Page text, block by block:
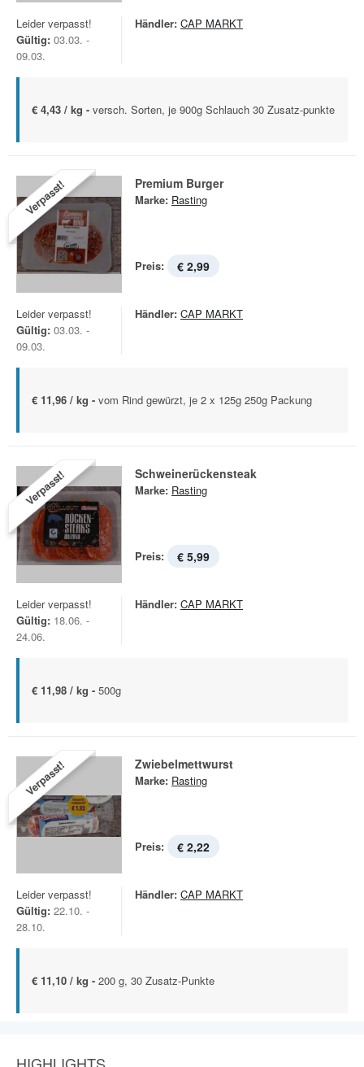
Leider verpasst!
Gültig: 03.03. -
09.03.
Händler: CAP MARKT
€ 4,43 / kg - versch. Sorten, je 900g Schlauch 30 Zusatz-punkte
Verpasst! Premium Burger
Marke: Rasting
Preis: € 2,99
Leider verpasst!
Gültig: 03.03. -
09.03.
Händler: CAP MARKT
€ 11,96 / kg - vom Rind gewürzt, je 2 x 125g 250g Packung
Verpasst! Schweinerückensteak
Marke: Rasting
Preis: € 5,99
Leider verpasst!
Gültig: 18.06. -
24.06.
Händler: CAP MARKT
€ 11,98 / kg - 500g
Verpasst! Zwiebelmettwurst
Marke: Rasting
Preis: € 2,22
Leider verpasst!
Gültig: 22.10. -
28.10.
Händler: CAP MARKT
€ 11,10 / kg - 200 g, 30 Zusatz-Punkte